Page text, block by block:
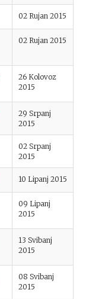
02 Rujan 2015
02 Rujan 2015
26 Kolovoz
2015
29 Srpanj
2015
02 Srpanj
2015
10 Lipanj 2015
09 Lipanj
2015
13 Svibanj
2015
08 Svibanj
2015